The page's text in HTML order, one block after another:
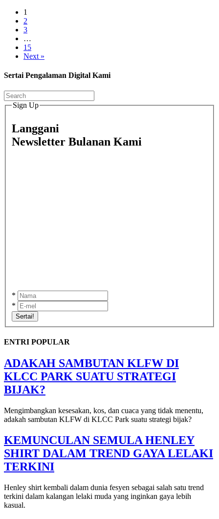
1
2
3
…
15
Next »
Sertai Pengalaman Digital Kami
Sign Up
Langgani
Newsletter Bulanan Kami
*
*
Sertai!
ENTRI POPULAR
ADAKAH SAMBUTAN KLFW DI
KLCC PARK SUATU STRATEGI
BIJAK?
Mengimbangkan kesesakan, kos, dan cuaca yang tidak menentu,
adakah sambutan KLFW di KLCC Park suatu strategi bijak?
KEMUNCULAN SEMULA HENLEY
SHIRT DALAM TREND GAYA LELAKI
TERKINI
Henley shirt kembali dalam dunia fesyen sebagai salah satu trend
terkini dalam kalangan lelaki muda yang inginkan gaya lebih
kasual.